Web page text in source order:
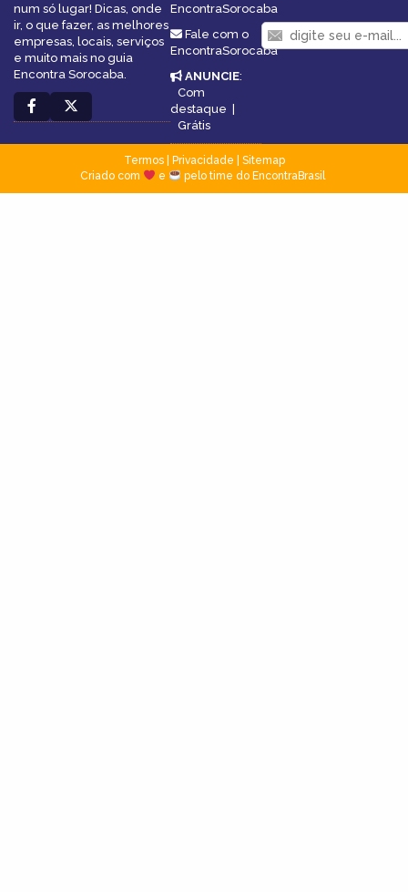
num só lugar! Dicas, onde
ir, o que fazer, as melhores
empresas, locais, serviços
e muito mais no guia
Encontra Sorocaba.
EncontraSorocaba
Fale com o
EncontraSorocaba
ANUNCIE:
Com
destaque |
Grátis
Termos| Privacidade
Sitemap
Criado com
e pelo time do EncontraBrasil